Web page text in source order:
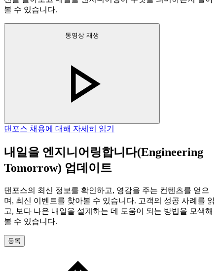
볼 수 있습니다.
동영상 재생
댄포스 채용에 대해 자세히 읽기
내일을 엔지니어링합니다(Engineering
Tomorrow) 업데이트
댄포스의 최신 정보를 확인하고, 영감을 주는 컨텐츠를 얻으
며, 최신 이벤트를 찾아볼 수 있습니다. 고객의 성공 사례를 읽
고, 보다 나은 내일을 설계하는 데 도움이 되는 방법을 모색해
볼 수 있습니다.
등록